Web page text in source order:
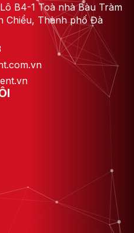
B4-1 Toà nhà Bàu Tràm
Chiểu, Thành phố Đà